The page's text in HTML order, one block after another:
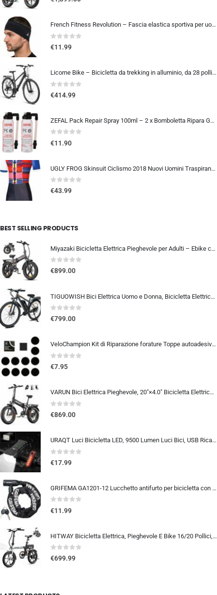
French Fitness Revolution – Fascia elastica sportiva per uomini e donne – corsa, ciclismo, basket, yoga, fitness – fascia per
0out of 5
€11.99
Licorne Bike – Bicicletta da trekking in alluminio, da 28 pollici, con cambio a 21 marce, freno a disco, mountain bike, bici
0out of 5
€414.99
ZEFAL Pack Repair Spray 100ml – 2 x Bomboletta Ripara Gomme Bici – Gonfia e Ripara Bici – Schrader, Presta e Dunlop – 2 botti
0out of 5
€11.90
UGLY FROG Skinsuit Ciclismo 2018 Nuovi Uomini Traspirante Primavera Estate A Maniche Corta Ciclismo Body All’aperto Sports…
0out of 5
€43.99
BEST SELLING PRODUCTS
Miyazaki Bicicletta Elettrica Pieghevole per Adulti – Ebike con Motore Brushless – Batteria Rimovibile 48V 14Ah – Bicicletta
0out of 5
€899.00
TIGUOWISH Bici Elettrica Uomo e Donna, Bicicletta Elettrica 29 Pollici con Motore Posteriore 250W, Autonomia fino a 90 km,…
0out of 5
€799.00
VeloChampion Kit di Riparazione forature Toppe autoadesive per Pneumatici da Bici per Strada, MTB, BMX, ebike | per forature
0out of 5
€7.95
VARUN Bici Elettrica Pieghevole, 20″×4.0″ Bicicletta Elettrica da 48V 13Ah Batteria Rimovibile, Autonomia di 60-120 km, Fat B
0out of 5
€869.00
URAQT Luci Bicicletta LED, 9500 Lumen Luci Bici, USB Ricaricabile 12 LED Super Luminosa, IP65 Impermeabile 5+4 modalità, Luce
0out of 5
€17.99
GRIFEMA GA1201-12 Lucchetto antifurto per bicicletta con chiave, lucchetto a catena per biciclette, moto, scooter, 120 cm, ne
0out of 5
€11.99
HITWAY Bicicletta Elettrica, Pieghevole E Bike 16/20 Pollici, Motore 250W Velocità Massima 25km/h, Batteria Al Litio 36V 9…
0out of 5
€699.99